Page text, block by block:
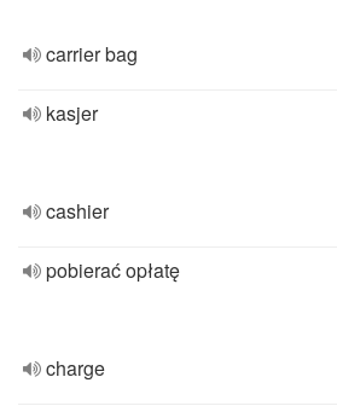
carrier bag
kasjer
cashier
pobierać opłatę
charge